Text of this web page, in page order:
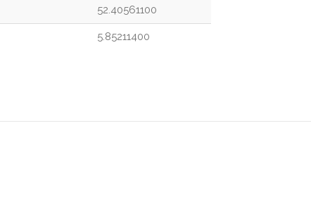
52.40561100
5.85211400